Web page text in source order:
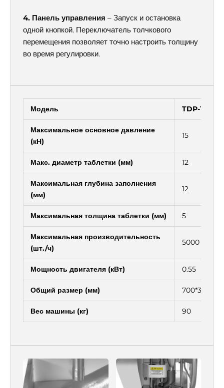
4. Панель управления – Запуск и остановка
одной кнопкой. Переключатель толчкового
перемещения позволяет точно настроить толщину
во время регулировки.
Модель TDP-1.5T
Максимальное основное давление
(кН)
15
Макс. диаметр таблетки (мм) 12
Максимальная глубина заполнения
(мм)
12
Максимальная толщина таблетки (мм) 5
Максимальная производительность
(шт./ч)
5000
Мощность двигателя (кВт) 0.55
Общий размер (мм)
Вес машины (кг) 90